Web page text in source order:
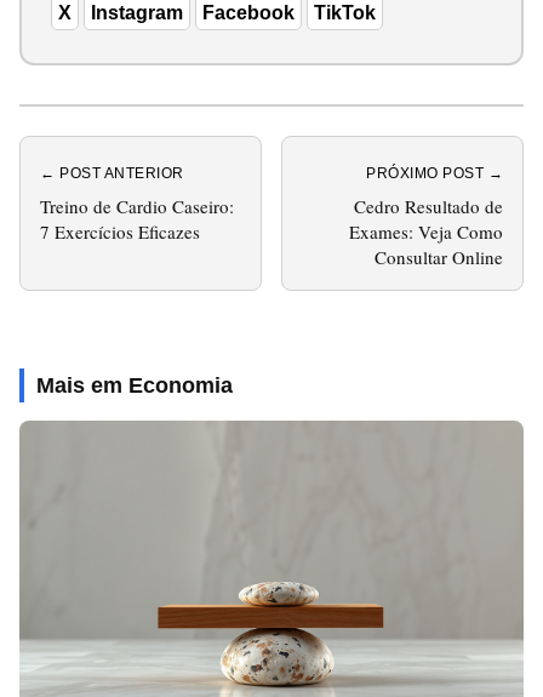
X Instagram Facebook TikTok
← POST ANTERIOR
Treino de Cardio Caseiro:
7 Exercícios Eficazes
PRÓXIMO POST →
Cedro Resultado de
Exames: Veja Como
Consultar Online
Mais em Economia